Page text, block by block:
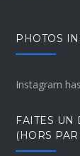
PHOTOS
Instagram
FAITES UN
(HORS